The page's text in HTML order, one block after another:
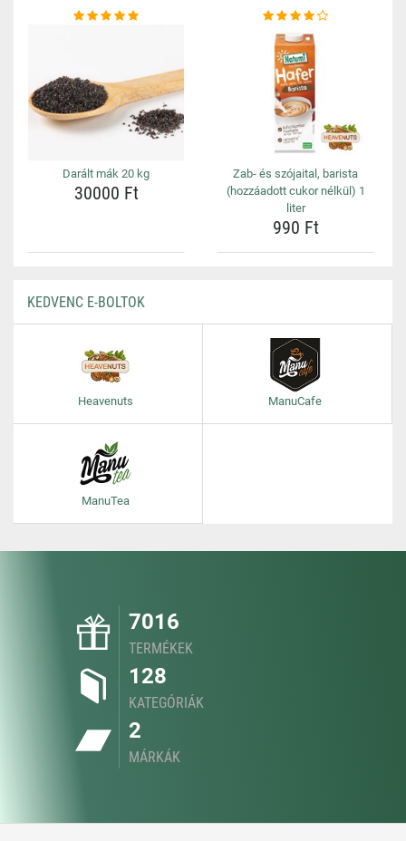
Darált mák 20 kg
30000 Ft
Zab- és szójaital, barista
(hozzáadott cukor nélkül) 1
liter
990 Ft
KEDVENC E-BOLTOK
Heavenuts ManuCafe
ManuTea
7016
TERMÉKEK
128
KATEGÓRIÁK
2
MÁRKÁK